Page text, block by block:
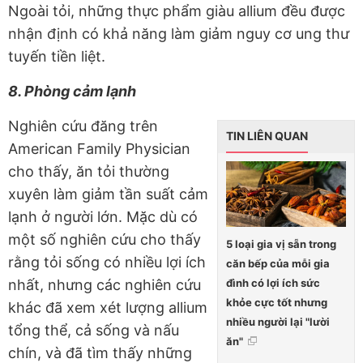
Ngoài tỏi, những thực phẩm giàu allium đều được
nhận định có khả năng làm giảm nguy cơ ung thư
tuyến tiền liệt.
8. Phòng cảm lạnh
TIN LIÊN QUAN
5 loại gia vị sẵn trong
căn bếp của mỗi gia
đình có lợi ích sức
khỏe cực tốt nhưng
nhiều người lại "lười
ăn"
Nghiên cứu đăng trên
American Family Physician
cho thấy, ăn tỏi thường
xuyên làm giảm tần suất cảm
lạnh ở người lớn. Mặc dù có
một số nghiên cứu cho thấy
rằng tỏi sống có nhiều lợi ích
nhất, nhưng các nghiên cứu
khác đã xem xét lượng allium
tổng thể, cả sống và nấu
chín, và đã tìm thấy những